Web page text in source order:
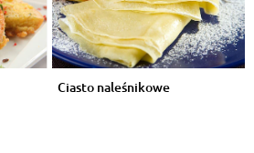
Ciasto naleśnikowe